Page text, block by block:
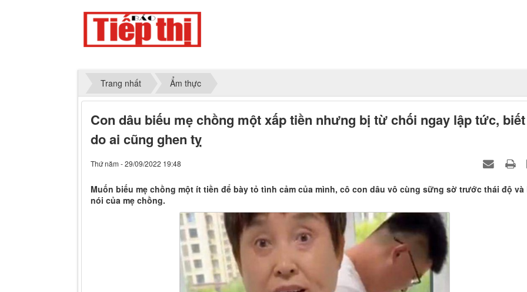
Trang nhất Ẩm thực
Con dâu biếu mẹ chồng một xấp tiền nhưng bị từ chối ngay lập tức,
do ai cũng ghen tỵ
Thứ năm - 29/09/2022 19:48
Muốn biếu mẹ chồng một ít tiền để bày tỏ tình cảm của mình, cô con dâu vô cùng sững sờ trước thái độ
nói của mẹ chồng.